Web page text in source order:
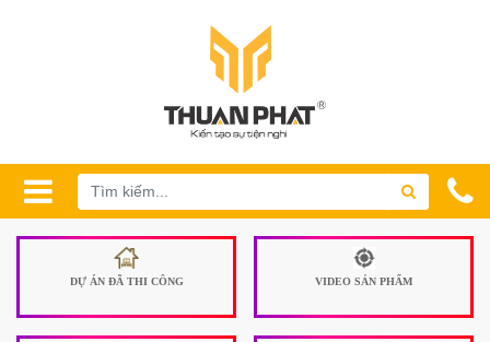
DỰ ÁN ĐÃ THI CÔNG VIDEO SẢN PHẨM